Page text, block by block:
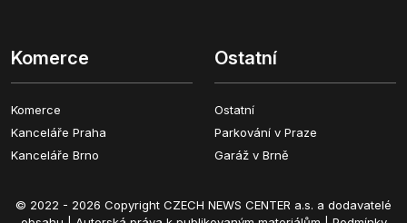
Komerce
Komerce
Kanceláře Praha
Kanceláře Brno
Ostatní
Ostatní
Parkování v Praze
Garáž v Brně
© 2022 - 2026 Copyright CZECH NEWS CENTER a.s. a dodavatelé